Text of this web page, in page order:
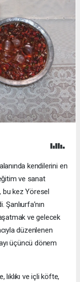
kendilerini en
ve sanat
bu kez Yöresel
ve gelecek
düzenlenen
üçüncü dönem
ve içli köfte,